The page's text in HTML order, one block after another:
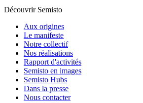
Découvrir Semisto
Aux origines
Le manifeste
Notre collectif
Nos réalisations
Rapport d'activités
Semisto en images
Semisto Hubs
Dans la presse
Nous contacter